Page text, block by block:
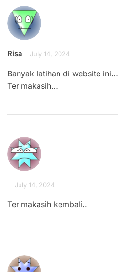
Risa July 14, 2024
Banyak latihan di website ini…
Terimakasih…
July 14, 2024
Terimakasih kembali..